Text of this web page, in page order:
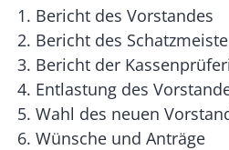
Bericht des Vorstandes
Bericht des
Bericht der
Entlastung des
Wahl des neuen
Wünsche und Anträge